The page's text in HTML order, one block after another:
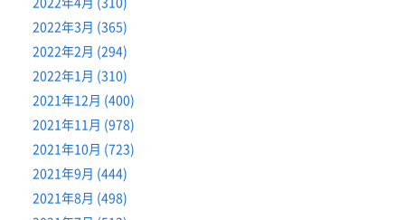
2022年3月 (365)
2022年2月 (294)
2022年1月 (310)
2021年12月 (400)
2021年11月 (978)
2021年10月 (723)
2021年9月 (444)
2021年8月 (498)